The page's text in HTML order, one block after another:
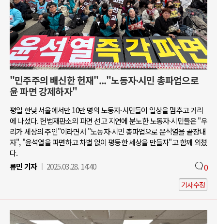
"민주주의 배신한 헌재"..."노동자∙시민 총파업으로
윤 파면 강제하자"
평일 한낮 서울에서만 10만 명의 노동자∙시민들이 일상을 멈추고 거리
에 나섰다. 헌법재판소의 파면 선고 지연에 분노한 노동자∙시민들은 "우
리가 세상의 주인"이라면서 "노동자∙시민 총파업으로 윤석열을 끝장내
자", "윤석열을 파면하고 차별 없이 평등한 세상을 만들자"고 함께 외쳤
다.
류민 기자
2025.03.28. 14:40 0
기사수정